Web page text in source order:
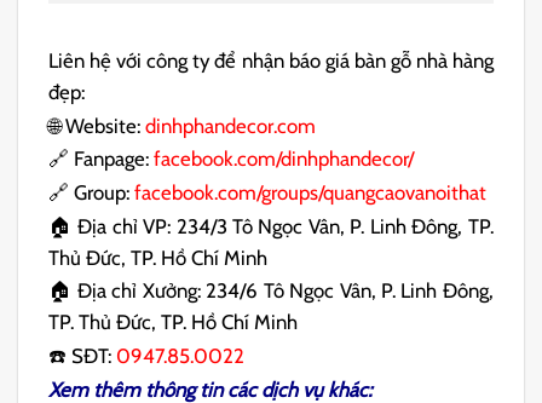
Liên hệ với công ty để nhận báo giá bàn gỗ nhà hàng
đẹp:
🌐 Website:dinhphandecor.com
🔗 Fanpage:facebook.com/dinhphandecor/
🔗 Group: facebook.com/groups/quangcaovanoithat
🏠 Địa chỉ VP: 234/3 Tô Ngọc Vân, P. Linh Đông, TP.
Thủ Đức, TP. Hồ Chí Minh
🏠 Địa chỉ Xưởng: 234/6 Tô Ngọc Vân, P. Linh Đông,
TP. Thủ Đức, TP. Hồ Chí Minh
☎️ SĐT: 0947.85.0022
Xem thêm thông tin các dịch vụ khác: